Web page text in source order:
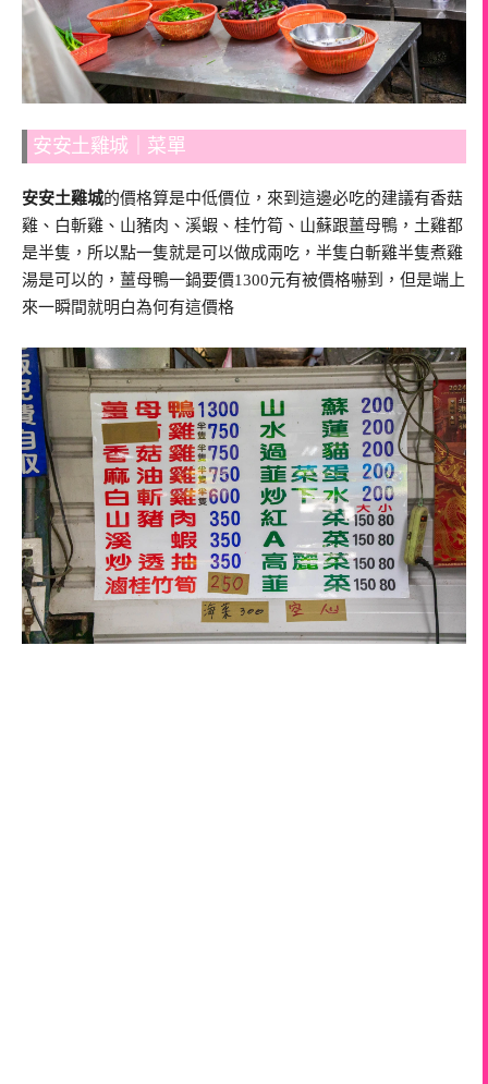
安安土雞城｜菜單
安安土雞城的價格算是中低價位，來到這邊必吃的建議有香菇
雞、白斬雞、山豬肉、溪蝦、桂竹筍、山蘇跟薑母鴨，土雞都
是半隻，所以點一隻就是可以做成兩吃，半隻白斬雞半隻煮雞
湯是可以的，薑母鴨一鍋要價1300元有被價格嚇到，但是端上
來一瞬間就明白為何有這價格